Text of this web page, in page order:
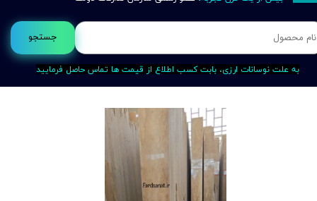
جستجو
به علت نوسانات ارزی، بابت کسب اطلاع از قیمت ها تماس حاصل فرمایید